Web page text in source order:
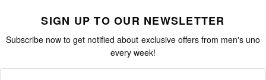
SIGN UP TO OUR NEWSLETTER
Subscribe now to get notified about exclusive offers from men's uno
every week!